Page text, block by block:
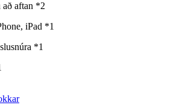
að aftan *2
iPad *1
*1